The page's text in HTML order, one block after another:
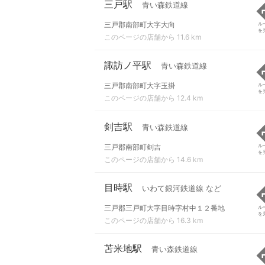
三戸駅 青い森鉄道線
三戸郡南部町大字大向
このページの店舗から 11.6 km
ル
を
諏訪ノ平駅 青い森鉄道線
三戸郡南部町大字玉掛
このページの店舗から 12.4 km
ル
を
剣吉駅 青い森鉄道線
三戸郡南部町剣吉
このページの店舗から 14.6 km
ル
を
目時駅 いわて銀河鉄道線 など
三戸郡三戸町大字目時字村中１２番地
このページの店舗から 16.3 km
ル
を
苫米地駅 青い森鉄道線